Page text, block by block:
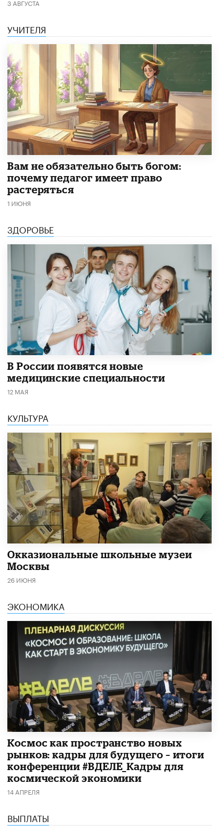
3 АВГУСТА
УЧИТЕЛЯ
​Вам не обязательно быть богом:
почему педагог имеет право
растеряться
1 ИЮНЯ
ЗДОРОВЬЕ
В России появятся новые
медицинские специальности
12 МАЯ
КУЛЬТУРА
​Окказиональные школьные музеи
Москвы
26 ИЮНЯ
ЭКОНОМИКА
Космос как пространство новых
рынков: кадры для будущего – итоги
конференции #ВДЕЛЕ_Кадры для
космической экономики
14 АПРЕЛЯ
ВЫПЛАТЫ